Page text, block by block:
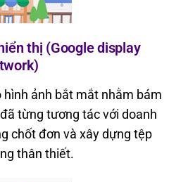
thị (Google display
hình ảnh bắt mắt nhằm bám
từng tương tác với doanh
chốt đơn và xây dựng tệp
thân thiết.